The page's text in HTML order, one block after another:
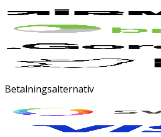
Betalningsalternativ